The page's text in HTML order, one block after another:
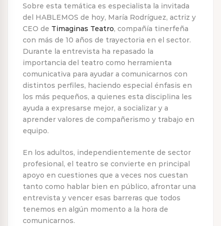
Sobre esta temática es especialista la invitada
del HABLEMOS de hoy, María Rodríguez, actriz y
CEO de Timaginas Teatro, compañía tinerfeña
con más de 10 años de trayectoria en el sector.
Durante la entrevista ha repasado la
importancia del teatro como herramienta
comunicativa para ayudar a comunicarnos con
distintos perfiles, haciendo especial énfasis en
los más pequeños, a quienes esta disciplina les
ayuda a expresarse mejor, a socializar y a
aprender valores de compañerismo y trabajo en
equipo.
En los adultos, independientemente de sector
profesional, el teatro se convierte en principal
apoyo en cuestiones que a veces nos cuestan
tanto como hablar bien en público, afrontar una
entrevista y vencer esas barreras que todos
tenemos en algún momento a la hora de
comunicarnos.